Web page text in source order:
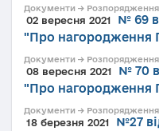
Документи → Розпорядження
02 вересня 2021
№ 69
"Про нагородження
Документи → Розпорядження
08 вересня 2021
№ 70
"Про нагородження
Документи → Розпорядження
18 березня 2021
№27